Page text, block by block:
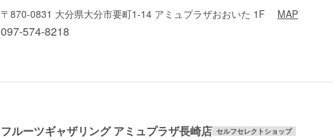
〒870-0831 大分県大分市要町1-14 アミュプラザおおいた 1F MAP
097-574-8218
フルーツギャザリング アミュプラザ長崎店 セルフセレクトショップ